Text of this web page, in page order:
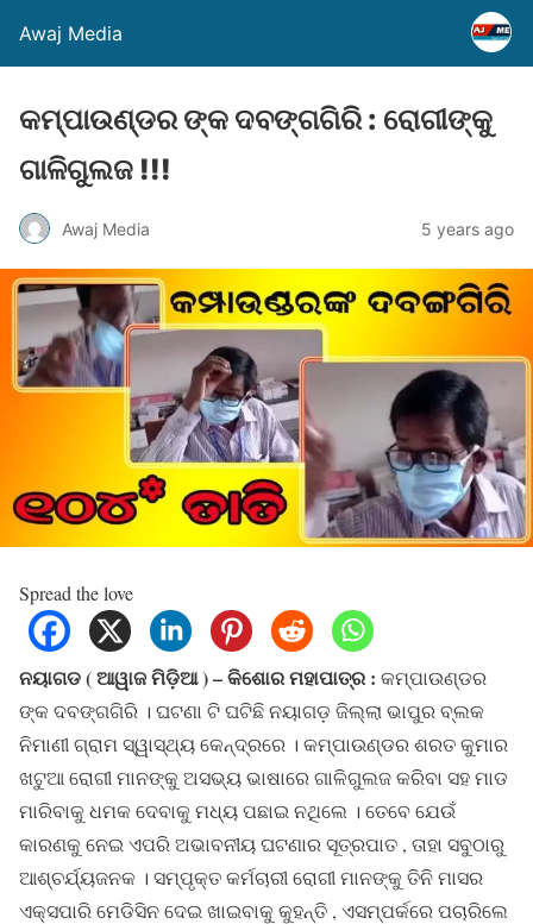
Awaj Media
କମ୍ପାଉଣ୍ଡର ଙ୍କ ଦବଙ୍ଗଗିରି : ରୋଗୀଙ୍କୁ
ଗାଳିଗୁଲଜ !!!
Awaj Media 5 years ago
Spread the love
ନୟାଗଡ ( ଆୱାଜ ମିଡ଼ିଆ ) – କିଶୋର ମହାପାତ୍ର : କମ୍ପାଉଣ୍ଡର
ଙ୍କ ଦବଙ୍ଗଗିରି । ଘଟଣା ଟି ଘଟିଛି ନୟାଗଡ଼ ଜିଲ୍ଲା ଭାପୁର ବ୍ଲକ
ନିମାଣୀ ଗ୍ରାମ ସ୍ୱାସ୍ଥ୍ୟ କେନ୍ଦ୍ରରେ । କମ୍ପାଉଣ୍ଡର ଶରତ କୁମାର
ଖଟୁଆ ରୋଗୀ ମାନଙ୍କୁ ଅସଭ୍ୟ ଭାଷାରେ ଗାଳିଗୁଲଜ କରିବା ସହ ମାଡ
ମାରିବାକୁ ଧମକ ଦେବାକୁ ମଧ୍ୟ ପଛାଇ ନଥିଲେ । ତେବେ ଯେଉଁ
କାରଣକୁ ନେଇ ଏପରି ଅଭାବନୀୟ ଘଟଣାର ସୂତ୍ରପାତ , ତାହା ସବୁଠାରୁ
ଆଶ୍ଚର୍ଯ୍ୟଜନକ । ସମ୍ପୃକ୍ତ କର୍ମଚାରୀ ରୋଗୀ ମାନଙ୍କୁ ତିନି ମାସର
ଏକ୍ସପାରି ମେଡିସିନ ଦେଇ ଖାଇବାକୁ କୁହନ୍ତି , ଏସମ୍ପର୍କରେ ପଚାରିଲେ